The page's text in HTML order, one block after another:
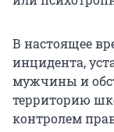
В настоящее
инцидента,
мужчины и
территорию
контролем